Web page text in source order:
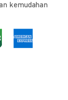
kemudahan